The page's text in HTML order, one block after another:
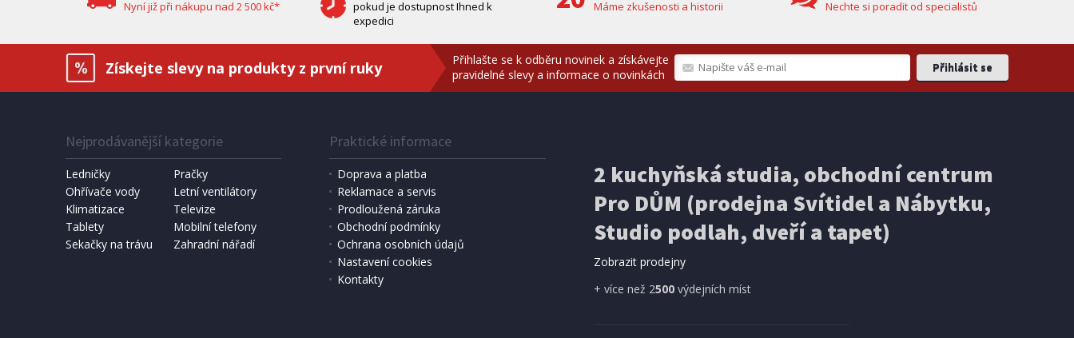
IHNED K EXPEDICI
1 190 Kč Přidat do košíku
IHNED K EXPEDICI
6 490 Kč Přidat do košíku 3 499 Kč Přidat do košíku
DOMÁCÍ PEKÁRNA CHLEBA
Bravo B 4262
SOLÁRNÍ SPRCHA
Hawaj 38 l, černá (vč. teploměru)
DOPRAVA ZDARMA
METEOSTANICE
ECG MS 300 White
ELEKTRICKÁ KOLOBĚŽKA
Ducati PRO-III
Nyní již při nákupu nad 2 500 kč*
pokud je dostupnost Ihned k
expedici
Máme zkušenosti a historii Nechte si poradit od specialistů
Získejte slevy na produkty z první ruky
Přihlašte se k odběru novinek a získávejte
pravidelné slevy a informace o novinkách
Nejprodávanější kategorie
Ledničky
Pračky
Ohřívače vody
Letní ventilátory
Klimatizace
Televize
Tablety
Mobilní telefony
Sekačky na trávu
Zahradní nářadí
Praktické informace
Doprava a platba
Reklamace a servis
Prodloužená záruka
Obchodní podmínky
Ochrana osobních údajů
Nastavení cookies
Kontakty
2 kuchyňská studia, obchodní centrum
Pro DŮM (prodejna Svítidel a Nábytku,
Studio podlah, dveří a tapet)
Zobrazit prodejny
+ více než 2500výdejních míst